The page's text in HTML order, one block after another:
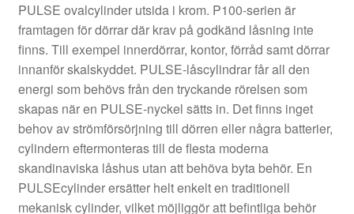
PULSE ovalcylinder utsida i krom. P100-serien är
framtagen för dörrar där krav på godkänd låsning inte
finns. Till exempel innerdörrar, kontor, förråd samt dörrar
innanför skalskyddet. PULSE-låscylindrar får all den
energi som behövs från den tryckande rörelsen som
skapas när en PULSE-nyckel sätts in. Det finns inget
behov av strömförsörjning till dörren eller några batterier,
cylindern eftermonteras till de flesta moderna
skandinaviska låshus utan att behöva byta behör. En
PULSEcylinder ersätter helt enkelt en traditionell
mekanisk cylinder, vilket möjliggör att befintliga behör